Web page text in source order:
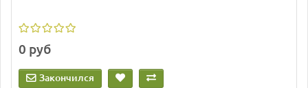
0 руб
Закончился